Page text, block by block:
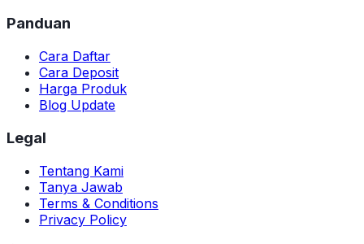
Panduan
Cara Daftar
Cara Deposit
Harga Produk
Blog Update
Legal
Tentang Kami
Tanya Jawab
Terms & Conditions
Privacy Policy